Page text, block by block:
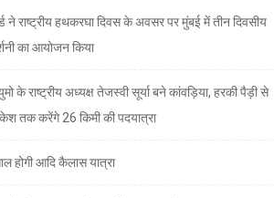
ने राष्ट्रीय हथकरघा दिवस के अवसर पर मुंबई में तीन दिवसीय
का आयोजन किया
के राष्ट्रीय अध्यक्ष तेजस्वी सूर्या बने कांवड़िया, हरकी पैड़ी से
तक करेंगे 26 किमी की पदयात्रा
होगी आदि कैलास यात्रा